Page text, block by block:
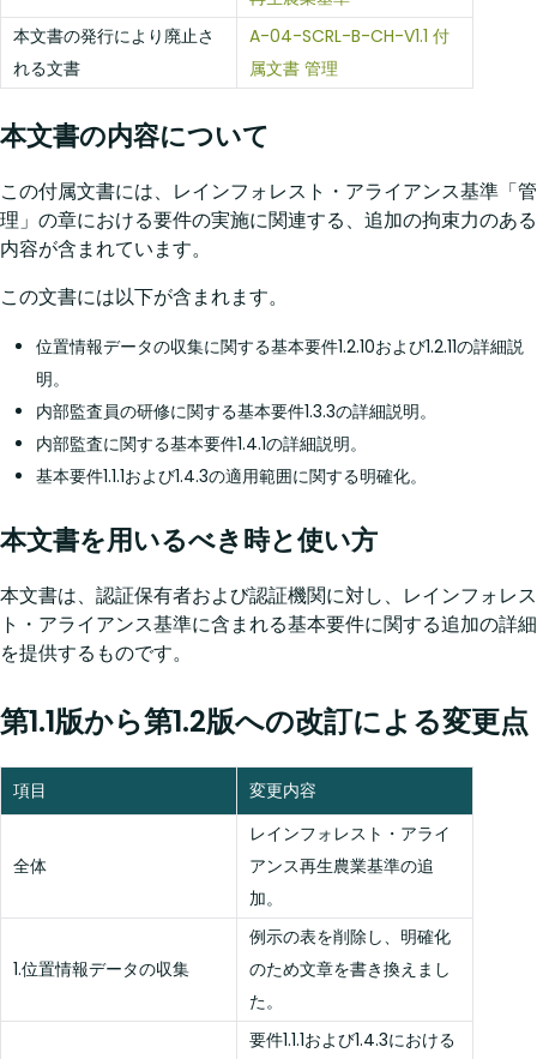
本文書の発行により廃止さ
れる文書
A-04-SCRL-B-CH-V1.1 付
属文書 管理
本文書の内容について
この付属文書には、レインフォレスト・アライアンス基準「管
理」の章における要件の実施に関連する、追加の拘束力のある
内容が含まれています。
この文書には以下が含まれます。
位置情報データの収集に関する基本要件1.2.10および1.2.11の詳細説
明。
内部監査員の研修に関する基本要件1.3.3の詳細説明。
内部監査に関する基本要件1.4.1の詳細説明。
基本要件1.1.1および1.4.3の適用範囲に関する明確化。
本文書を用いるべき時と使い方
本文書は、認証保有者および認証機関に対し、レインフォレス
ト・アライアンス基準に含まれる基本要件に関する追加の詳細
を提供するものです。
第1.1版から第1.2版への改訂による変更点
項目 変更内容
全体
レインフォレスト・アライ
アンス再生農業基準の追
加。
1.位置情報データの収集
例示の表を削除し、明確化
のため文章を書き換えまし
た。
要件1.1.1および1.4.3における